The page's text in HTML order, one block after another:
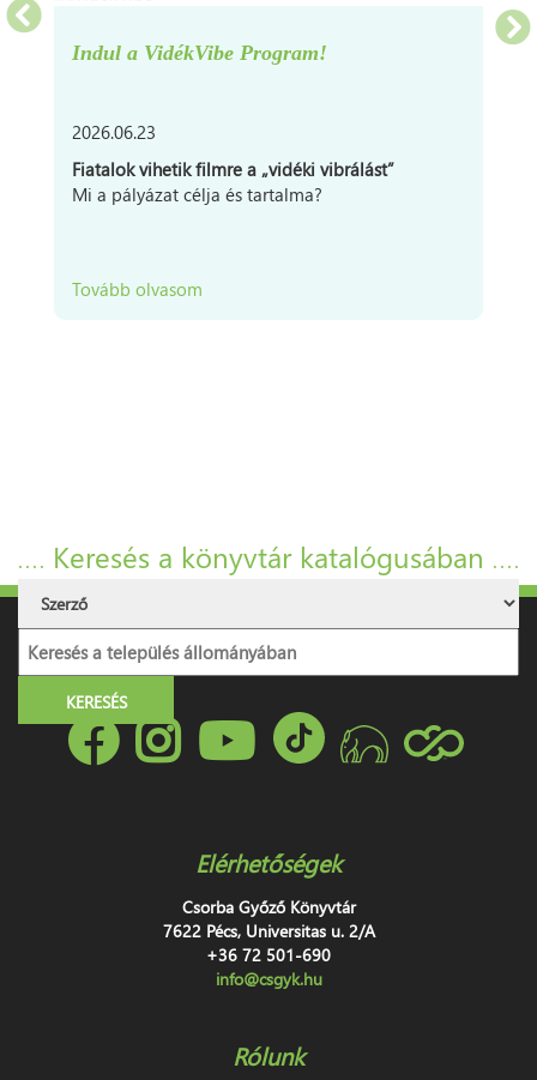
Indul a VidékVibe Program!
2026.06.23
Fiatalok vihetik filmre a „vidéki vibrálást”
Mi a pályázat célja és tartalma?
Tovább olvasom
Keresés a könyvtár katalógusában
Elérhetőségek
Csorba Győző Könyvtár
7622 Pécs, Universitas u. 2/A
+36 72 501-690
info@csgyk.hu
Rólunk